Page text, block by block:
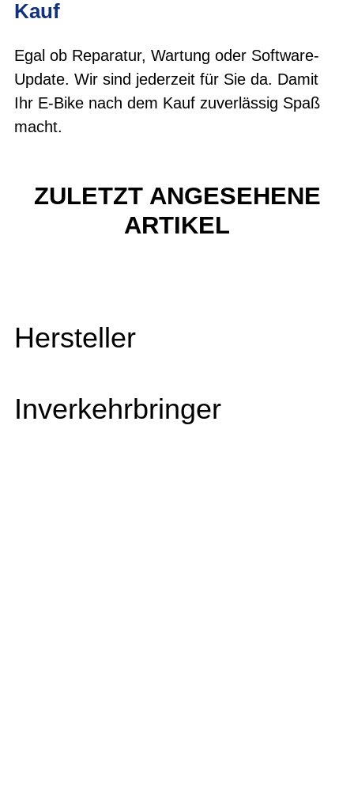
Kauf
Egal ob Reparatur, Wartung oder Software-
Update. Wir sind jederzeit für Sie da. Damit
Ihr E-Bike nach dem Kauf zuverlässig Spaß
macht.
ZULETZT ANGESEHENE
ARTIKEL
Hersteller
Inverkehrbringer